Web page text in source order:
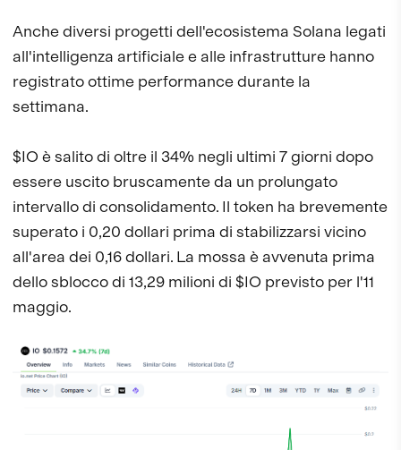
Anche diversi progetti dell'ecosistema Solana legati
all'intelligenza artificiale e alle infrastrutture hanno
registrato ottime performance durante la
settimana.
$IO è salito di oltre il 34% negli ultimi 7 giorni dopo
essere uscito bruscamente da un prolungato
intervallo di consolidamento. Il token ha brevemente
superato i 0,20 dollari prima di stabilizzarsi vicino
all'area dei 0,16 dollari. La mossa è avvenuta prima
dello sblocco di 13,29 milioni di $IO previsto per l'11
maggio.